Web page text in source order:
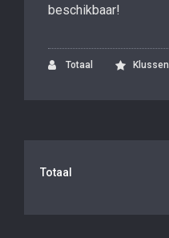
beschikbaar!
Totaal Klussen
Totaal